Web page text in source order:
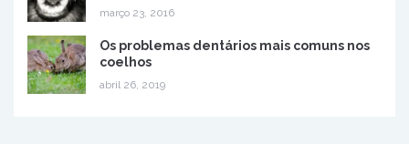
março 23, 2016
Os problemas dentários mais comuns nos
coelhos
abril 26, 2019